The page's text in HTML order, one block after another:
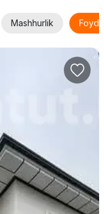
Mashhurlik